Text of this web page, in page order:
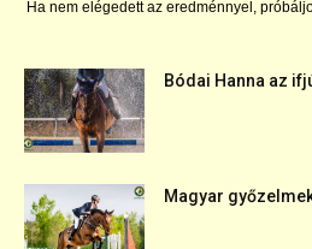
Ha nem elégedett az eredménnyel,
Bódai Hanna az
Magyar